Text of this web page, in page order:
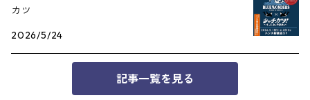
カツ
2026/5/24
記事一覧を見る